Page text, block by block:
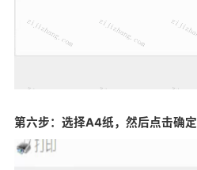
第六步：选择A4纸，然后点击确定